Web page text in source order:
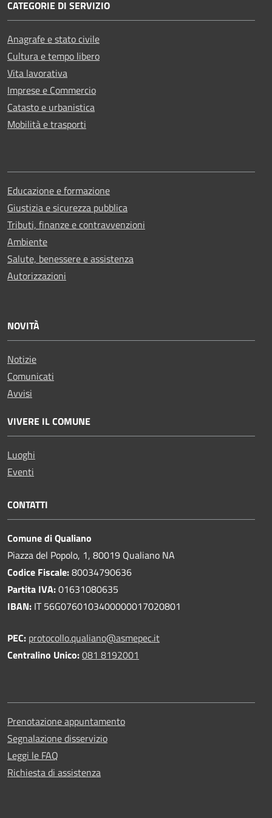
CATEGORIE DI SERVIZIO
Anagrafe e stato civile
Cultura e tempo libero
Vita lavorativa
Imprese e Commercio
Catasto e urbanistica
Mobilità e trasporti
Educazione e formazione
Giustizia e sicurezza pubblica
Tributi, finanze e contravvenzioni
Ambiente
Salute, benessere e assistenza
Autorizzazioni
NOVITÀ
Notizie
Comunicati
Avvisi
VIVERE IL COMUNE
Luoghi
Eventi
CONTATTI
Comune di Qualiano
Piazza del Popolo, 1, 80019 Qualiano NA
Codice Fiscale:80034790636
Partita IVA:01631080635
IBAN: IT 56G0760103400000017020801
PEC: protocollo.qualiano@asmepec.it
Centralino Unico:081 8192001
Prenotazione appuntamento
Segnalazione disservizio
Leggi le FAQ
Richiesta di assistenza